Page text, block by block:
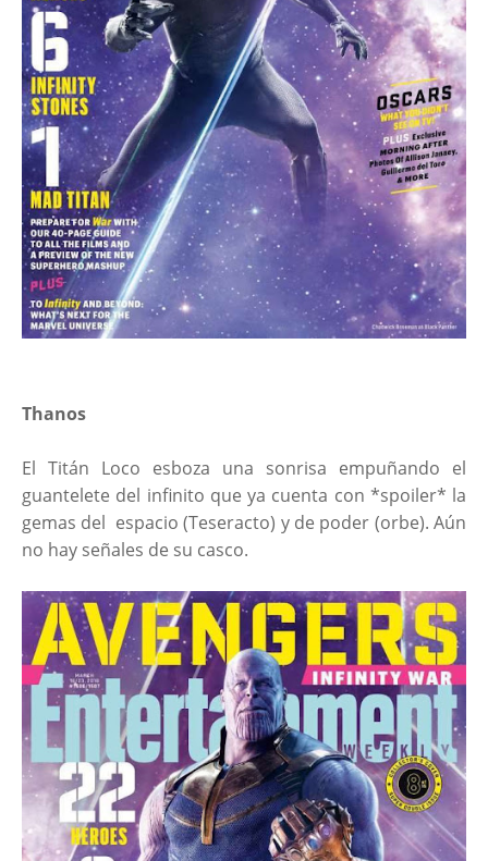
Thanos
El Titán Loco esboza una sonrisa empuñando el
guantelete del infinito que ya cuenta con *spoiler* la
gemas del espacio (Teseracto) y de poder (orbe). Aún
no hay señales de su casco.